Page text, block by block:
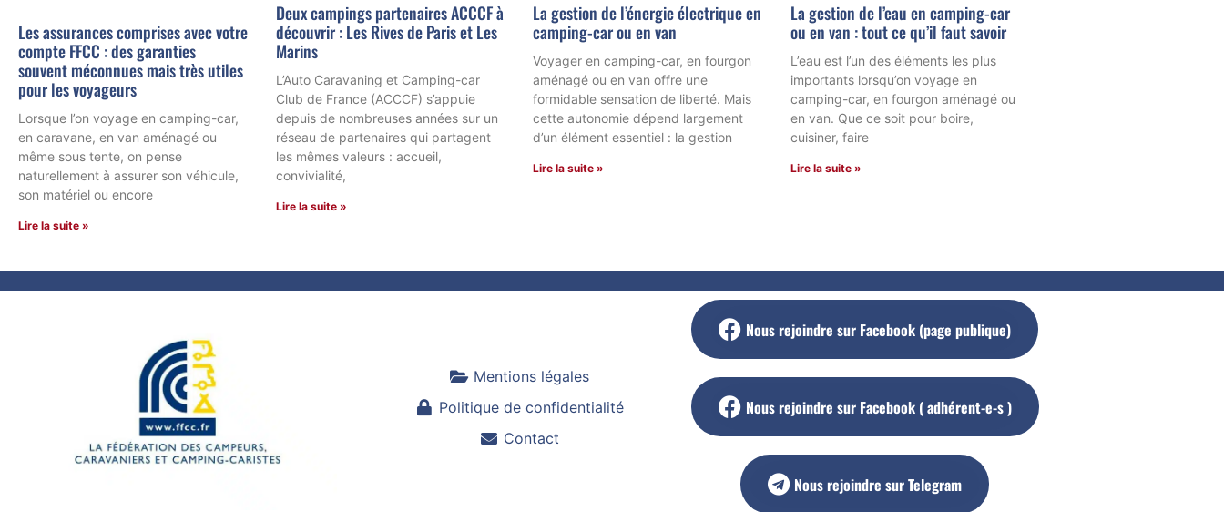
Les assurances comprises avec votre
compte FFCC : des garanties
souvent méconnues mais très utiles
pour les voyageurs
Lorsque l’on voyage en camping-car,
en caravane, en van aménagé ou
même sous tente, on pense
naturellement à assurer son véhicule,
son matériel ou encore
Lire la suite »
Deux campings partenaires ACCCF à
découvrir : Les Rives de Paris et Les
Marins
L’Auto Caravaning et Camping-car
Club de France (ACCCF) s’appuie
depuis de nombreuses années sur un
réseau de partenaires qui partagent
les mêmes valeurs : accueil,
convivialité,
Lire la suite »
La gestion de l’énergie électrique en
camping-car ou en van
Voyager en camping-car, en fourgon
aménagé ou en van offre une
formidable sensation de liberté. Mais
cette autonomie dépend largement
d’un élément essentiel : la gestion
Lire la suite »
La gestion de l’eau en camping-car
ou en van : tout ce qu’il faut savoir
L’eau est l’un des éléments les plus
importants lorsqu’on voyage en
camping-car, en fourgon aménagé ou
en van. Que ce soit pour boire,
cuisiner, faire
Lire la suite »
Mentions légales
Politique de confidentialité
Contact
Nous rejoindre sur Facebook (page publique)
Nous rejoindre sur Facebook ( adhérent-e-s )
Nous rejoindre sur Telegram